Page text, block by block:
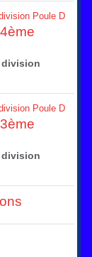
Poule D
division
Poule D
division